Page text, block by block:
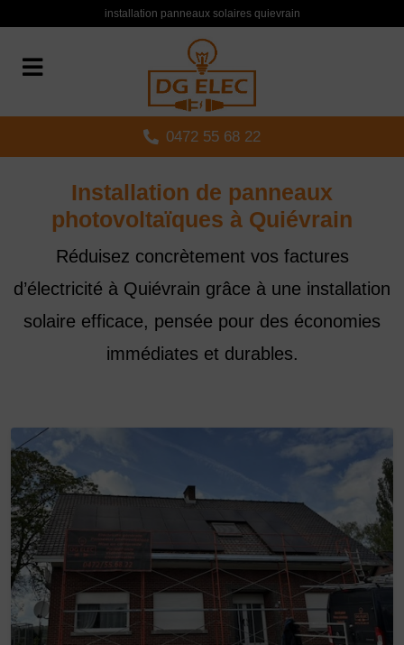
installation panneaux solaires quievrain
0472 55 68 22
Installation de panneaux
photovoltaïques à Quiévrain
Réduisez concrètement vos factures
d’électricité à Quiévrain grâce à une installation
solaire efficace, pensée pour des économies
immédiates et durables.
Panneau de gestion des cookies